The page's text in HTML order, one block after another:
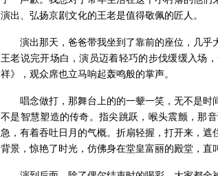
演出、弘扬京剧文化的王老是值得敬佩的匠人。
演出那天，爸爸带我坐到了靠前的座位，几乎
王老说完开场白，演员迈着轻巧的步伐缓缓入场
祥》，观众席也立马响起轰鸣般的掌声。
唱念做打，那舞台上的的一颦一笑，无不是时
不是智慧塑造的传奇。指尖跳跃，喉头震颤，那
急，有着吞吐日月的气概。折扇轻握，打开来，
背景，惊艳了时光，仿佛身在堂皇富丽的殿堂，直